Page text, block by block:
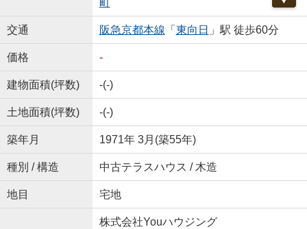
交通 阪急京都本線 「 東向日 」駅 徒歩60分
価格 -
建物面積(坪数) -(-)
土地面積(坪数) -(-)
築年月 1971年 3月(築55年)
種別 / 構造 中古テラスハウス / 木造
地目 宅地
株式会社Youハウジング